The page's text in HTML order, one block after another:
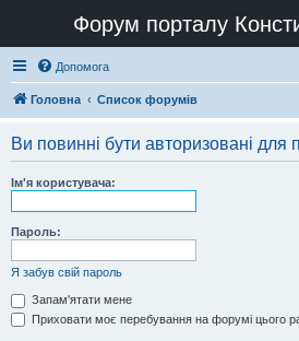
Форум порталу
Допомога
Головна Список форумів
Ви повинні бути авторизовані для
Ім'я користувача:
Пароль:
Я забув свій пароль
Запам'ятати мене
Приховати моє перебування на форумі цього